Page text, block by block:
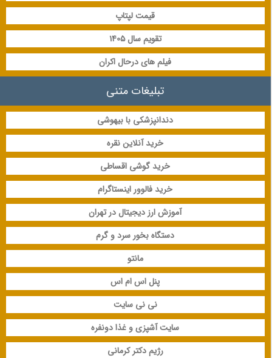
قیمت لپتاپ
تقویم سال 1405
فیلم های درحال اکران
تبلیغات متنی
دندانپزشکی با بیهوشی
خرید آنلاین نقره
خرید گوشی اقساطی
خرید فالوور اینستاگرام
آموزش ارز دیجیتال در تهران
دستگاه بخور سرد و گرم
مانتو
پنل اس ام اس
نی نی سایت
سایت آشپزی و غذا دونفره
رژیم دکتر کرمانی